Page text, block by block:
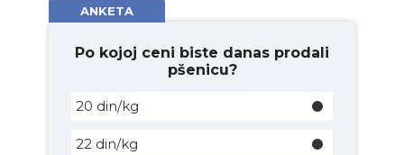
ANKETA
Po kojoj ceni biste danas prodali
pšenicu?
20 din/kg
22 din/kg